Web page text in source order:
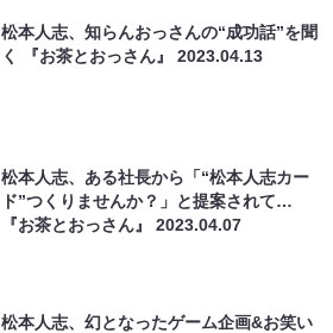
松本人志、知らんおっさんの“成功話”を聞
く 『お茶とおっさん』2023.04.13
松本人志、ある社長から「“松本人志カー
ド”つくりませんか？」と提案されて…
『お茶とおっさん』2023.04.07
松本人志、幻となったゲーム企画&お笑い